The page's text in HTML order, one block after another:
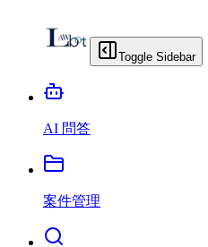
Toggle Sidebar
AI 問答
案件管理